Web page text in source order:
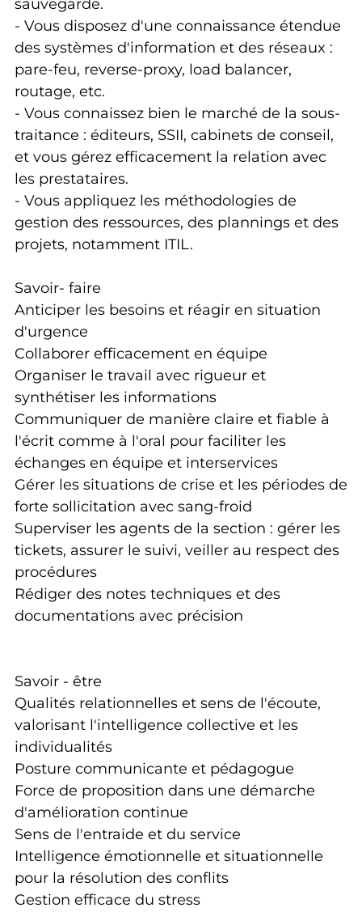
sauvegarde.
- Vous disposez d'une connaissance étendue
des systèmes d'information et des réseaux :
pare-feu, reverse-proxy, load balancer,
routage, etc.
- Vous connaissez bien le marché de la sous-
traitance : éditeurs, SSII, cabinets de conseil,
et vous gérez efficacement la relation avec
les prestataires.
- Vous appliquez les méthodologies de
gestion des ressources, des plannings et des
projets, notamment ITIL.
Savoir- faire
Anticiper les besoins et réagir en situation
d'urgence
Collaborer efficacement en équipe
Organiser le travail avec rigueur et
synthétiser les informations
Communiquer de manière claire et fiable à
l'écrit comme à l'oral pour faciliter les
échanges en équipe et interservices
Gérer les situations de crise et les périodes de
forte sollicitation avec sang-froid
Superviser les agents de la section : gérer les
tickets, assurer le suivi, veiller au respect des
procédures
Rédiger des notes techniques et des
documentations avec précision
Savoir - être
Qualités relationnelles et sens de l'écoute,
valorisant l'intelligence collective et les
individualités
Posture communicante et pédagogue
Force de proposition dans une démarche
d'amélioration continue
Sens de l'entraide et du service
Intelligence émotionnelle et situationnelle
pour la résolution des conflits
Gestion efficace du stress